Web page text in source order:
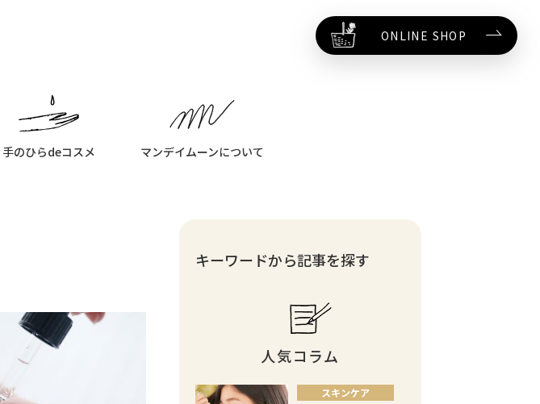
手のひらdeコスメ マンデイムーンについて
ONLINE SHOP
キーワードから記事を探す
人気コラム
スキンケア